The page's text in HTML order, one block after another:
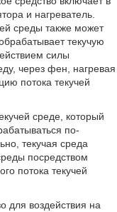
и нагреватель.
среды также может
текучую
силы
через фен, нагревая
потока текучей
среде, который
по-
текучая среда
посредством
потока текучей
для воздействия на